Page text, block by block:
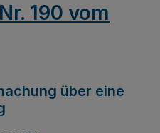
190 vom
über eine